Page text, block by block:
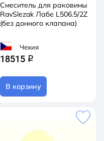
Смеситель для раковины
RavSlezak Лабе L506.5/2Z
(без донного клапана)
Чехия
18515 q
В корзину